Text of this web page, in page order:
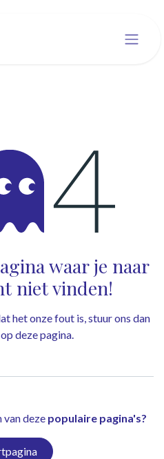
waar je naar
niet vinden!
het onze fout is, stuur ons dan
deze pagina.
van deze populaire pagina's?